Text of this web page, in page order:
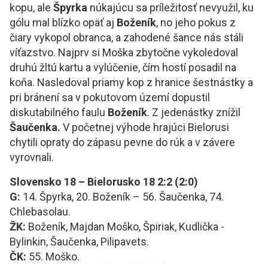
kopu, ale Špyrka núkajúcu sa príležitosť nevyužil, ku
gólu mal blízko opäť aj Boženík, no jeho pokus z
čiary vykopol obranca, a zahodené šance nás stáli
víťazstvo. Najprv si Moška zbytočne vykoledoval
druhú žltú kartu a vylúčenie, čím hostí posadil na
koňa. Nasledoval priamy kop z hranice šestnástky a
pri bránení sa v pokutovom území dopustil
diskutabilného faulu Boženík. Z jedenástky znížil
Šaučenka. V početnej výhode hrajúci Bielorusi
chytili opraty do zápasu pevne do rúk a v závere
vyrovnali.
Slovensko 18 – Bielorusko 18 2:2 (2:0)
G: 14. Špyrka, 20. Boženík – 56. Šaučenka, 74.
Chlebasolau.
ŽK: Boženík, Majdan Moško, Špiriak, Kudlička -
Bylinkin, Šaučenka, Pilipavets.
ČK: 55. Moško.